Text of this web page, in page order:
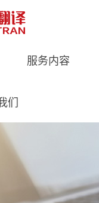
服务内容
们